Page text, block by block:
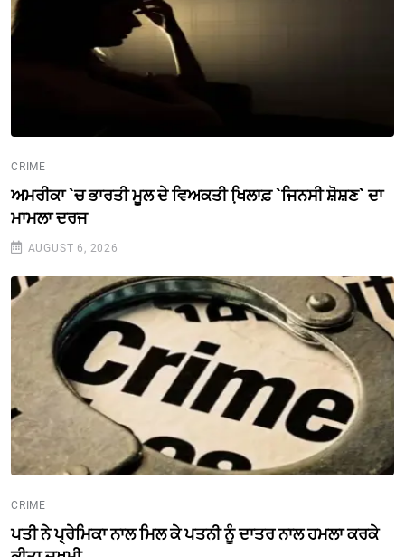
CRIME
ਅਮਰੀਕਾ `ਚ ਭਾਰਤੀ ਮੂਲ ਦੇ ਵਿਅਕਤੀ ਖਿ਼ਲਾਫ਼ `ਜਿਨਸੀ ਸ਼ੋਸ਼ਣ` ਦਾ
ਮਾਮਲਾ ਦਰਜ
AUGUST 6, 2026
CRIME
ਪਤੀ ਨੇ ਪ੍ਰੇਮਿਕਾ ਨਾਲ ਮਿਲ ਕੇ ਪਤਨੀ ਨੂੰ ਦਾਤਰ ਨਾਲ ਹਮਲਾ ਕਰਕੇ